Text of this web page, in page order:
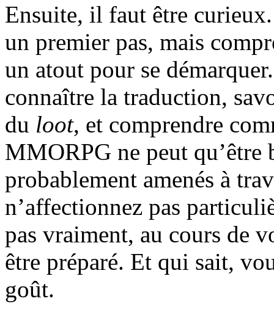
Ensuite, il faut être
un premier pas, mais
un atout pour se
connaître la traduction,
du loot, et comprendre
MMORPG ne peut qu’être
probablement amenés à
n’affectionnez pas
pas vraiment, au cours de
être préparé. Et qui sait,
goût.